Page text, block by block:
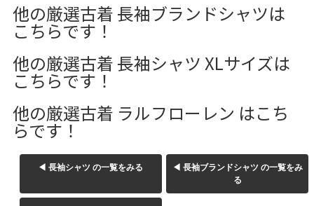
Tシャツ
Tシャツ
Tシャツ
USA製
すべてのマニアックを見る
Search by Period年代から探す
90年代 80年代 70年代
他の厳選古着 長袖ブランドシャツは
こちらです！
他の厳選古着 長袖シャツ XLサイズは
こちらです！
他の厳選古着 ラルフローレン はこち
らです！
◀ 長袖シャツ の一覧をみる
◀ 長袖ブランドシャツ の一覧をみ
る